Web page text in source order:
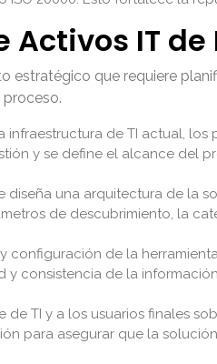
IT de
que requiere
infraestructura de TI actual,
y se define el alcance del
diseña una arquitectura de la
de descubrimiento, la
configuración de la
consistencia de la
de TI y a los usuarios finales
para asegurar que la